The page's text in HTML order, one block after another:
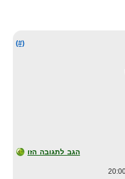
(#)
הגב לתגובה הזו